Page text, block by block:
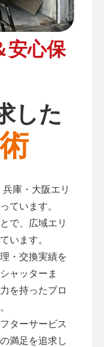
安心保
した
庫・大阪エリ
ています。
で、広域エリ
います。
・交換実績を
ャッターま
を持ったプロ
ターサービス
満足を追求し